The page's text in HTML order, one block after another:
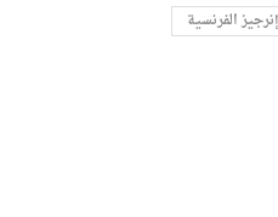
الفرنسية